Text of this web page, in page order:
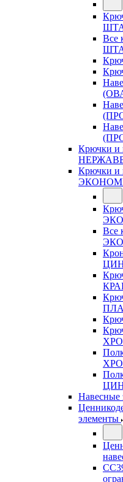
Все
Крючки и
Крючки и
Все
элементы